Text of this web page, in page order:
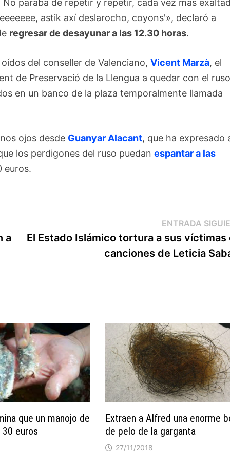
paraba de repetir y repetir, cada vez más
astik axí deslarocho, coyons'», declaró a
regresar de desayunar a las 12.30 horas.
del conseller de Valenciano,Vicent Marzà, el
de Preservació de la Llengua a quedar con el
en un banco de la plaza temporalmente llamada
ojos desde Guanyar Alacant, que ha expresado
los perdigones del ruso puedanespantar a las
euros.
a
ENTRADA
El Estado Islámico tortura a sus víctimas
canciones de Leticia
que un manojo de
30 euros
Extraen a Alfred una enorme
de pelo de la garganta
27/11/2018